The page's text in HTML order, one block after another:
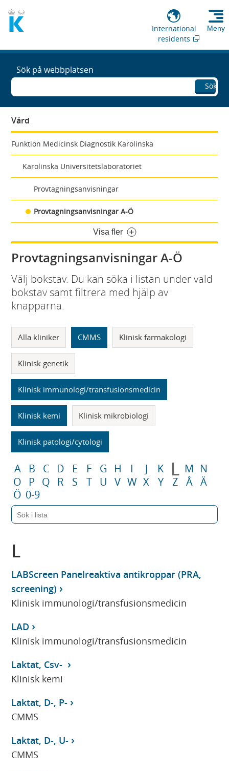
International
residents
Meny
Sök på webbplatsen
Sök
Vård
Funktion Medicinsk Diagnostik Karolinska
Karolinska Universitetslaboratoriet
Provtagningsanvisningar
Provtagningsanvisningar A-Ö
Visa fler
Provtagningsanvisningar A-Ö
Välj bokstav. Du kan söka i listan under vald
bokstav samt filtrera med hjälp av
knapparna.
Alla kliniker CMMS Klinisk farmakologi
Klinisk genetik
Klinisk immunologi/transfusionsmedicin
Klinisk kemi Klinisk mikrobiologi
Klinisk patologi/cytologi
A B C D E F G H I J K L M N
O
P Q R S T U V W X Y Z Å Ä
Ö 0-9
L
LABScreen Panelreaktiva antikroppar (PRA,
screening)
Klinisk immunologi/transfusionsmedicin
LAD
Klinisk immunologi/transfusionsmedicin
Laktat, Csv-
Klinisk kemi
Laktat, D-, P-
CMMS
Laktat, D-, U-
CMMS